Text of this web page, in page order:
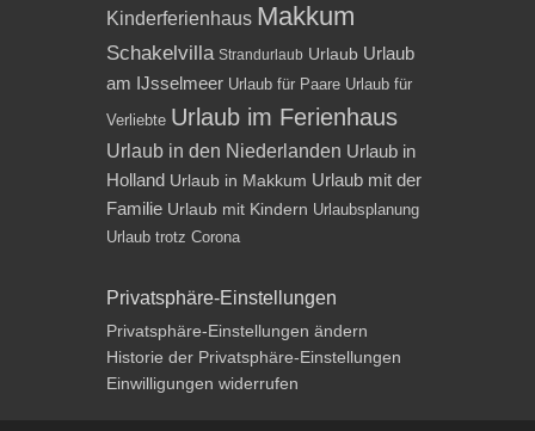
Kinderferienhaus Makkum
Schakelvilla Strandurlaub Urlaub Urlaub
am IJsselmeer Urlaub für Paare Urlaub für
Verliebte Urlaub im Ferienhaus
Urlaub in den Niederlanden Urlaub in
Holland Urlaub in Makkum Urlaub mit der
Familie Urlaub mit Kindern Urlaubsplanung
Urlaub trotz Corona
Privatsphäre-Einstellungen
Privatsphäre-Einstellungen ändern
Historie der Privatsphäre-Einstellungen
Einwilligungen widerrufen